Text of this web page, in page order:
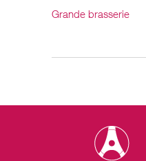
Grande brasserie